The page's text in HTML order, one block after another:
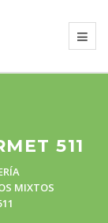
511
MIXTOS